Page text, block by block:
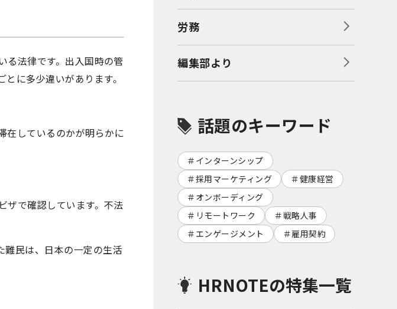
る法律です。出入国時の管
に多少違いがあります。
在しているのかが明らかに
ザで確認しています。不法
難民は、日本の一定の生活
労務
編集部より
話題のキーワード
インターンシップ
採用マーケティング
健康経営
オンボーディング
リモートワーク
戦略人事
エンゲージメント
雇用契約
HRNOTEの特集一覧